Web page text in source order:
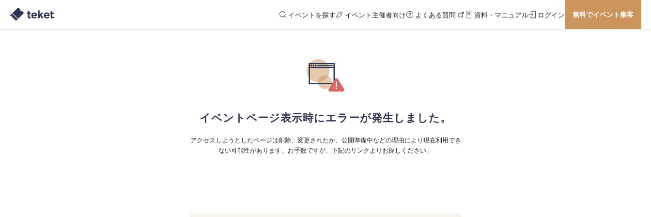
イベントを探す イベント主催者向け よくある質問 資料・マニュアル ログイン 無料でイベント集客
イベントページ表示時にエラーが発生しました。
アクセスしようとしたページは削除、変更されたか、公開準備中などの理由により現在利用でき
ない可能性があります。お手数ですが、下記のリンクよりお探しください。